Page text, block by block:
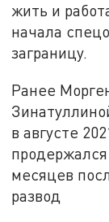
жить и
начала
заграницу.
Ранее
в августе
месяцев
развод